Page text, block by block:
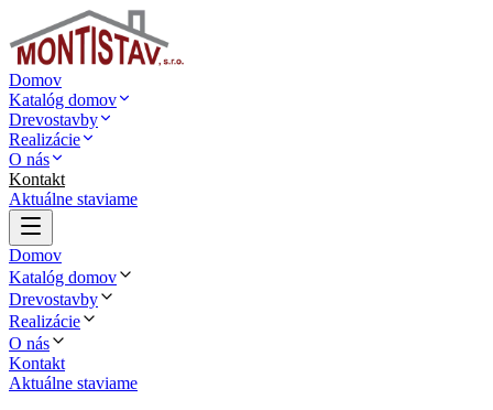
Domov
Katalóg domov
Drevostavby
Realizácie
O nás
Kontakt
Aktuálne staviame
Domov
Katalóg domov
Drevostavby
Realizácie
O nás
Kontakt
Aktuálne staviame